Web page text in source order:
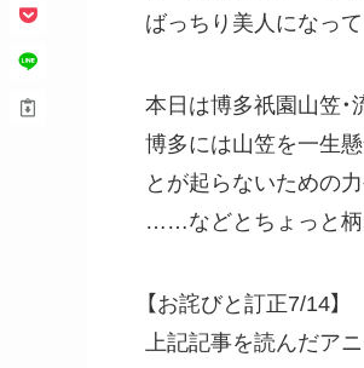
ばっちり美人になって
本日は博多祇園山笠・
博多には山笠を一生
とが起らないための
……などとちょっと柄
【お詫びと訂正7/14】
上記記事を読んだアニ